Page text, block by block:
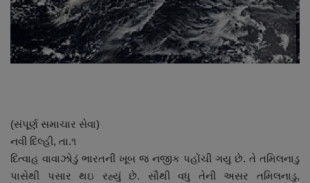
બજારના સમાચાર
નાણાંકીય સમાચાર
સ્પોર્ટ્સ
રાશિફળ
(સંપૂર્ણ સમાચાર સેવા)
નવી દિલ્હી, તા.૧
દિત્વાહ વાવાઝોડું ભારતની ખૂબ જ નજીક પહોંચી ગયુ છે. તે તમિલનાડુ
પાસેથી પસાર થઇ રહ્યું છે. સૌથી વધુ તેની અસર તમિલનાડુ,